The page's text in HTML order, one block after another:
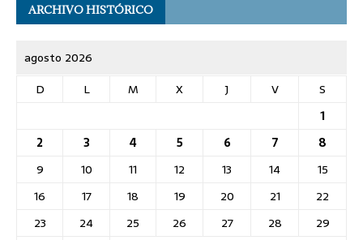
ARCHIVO HISTÓRICO
agosto 2026
D
L M X J V
S
1
2
3 4 5 6 7
8
9
10 11 12 13 14
15
16
17 18 19 20 21
22
23
24 25 26 27 28
29